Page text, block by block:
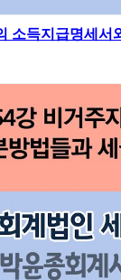
소득지급명세서